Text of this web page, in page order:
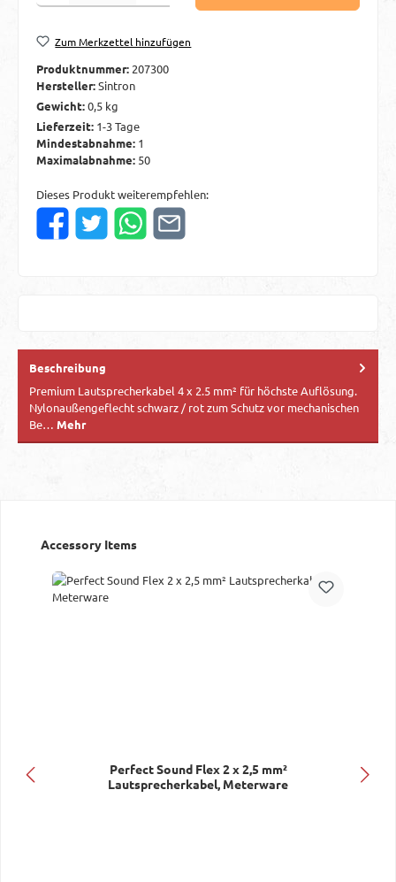
Zum Merkzettel hinzufügen
Produktnummer: 207300
Hersteller:Sintron
Gewicht:0,5 kg
Lieferzeit: 1-3 Tage
Mindestabnahme: 1
Maximalabnahme: 50
Dieses Produkt weiterempfehlen:
Beschreibung
Premium Lautsprecherkabel 4 x 2.5 mm² für höchste Auflösung.
Nylonaußengeflecht schwarz / rot zum Schutz vor mechanischen
Be… Mehr
Produktgalerie überspringen
Accessory Items
Perfect Sound Flex 2 x 2,5 mm²
Lautsprecherkabel, Meterware